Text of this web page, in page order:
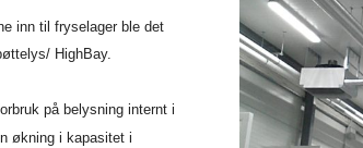
inn til fryselager ble det
HighBay.
på belysning internt i
økning i kapasitet i